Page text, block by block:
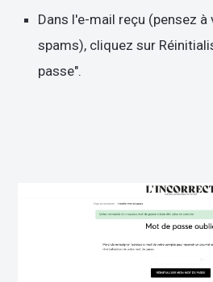
Dans l'e-mail reçu (pensez
spams), cliquez sur
passe".